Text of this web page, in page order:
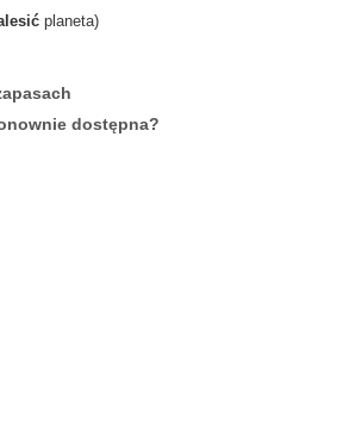
planeta)
dostępna?